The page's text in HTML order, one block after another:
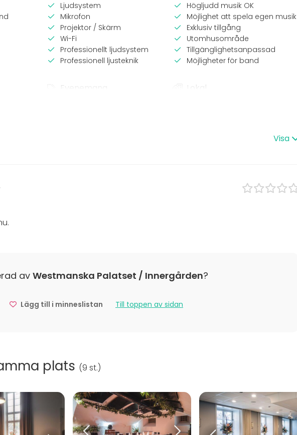
Ljudsystem
Mikrofon
Projektor / Skärm
Wi-Fi
Professionellt ljudsystem
Professionell ljusteknik
Högljudd musik OK
Möjlighet att spela egen musik
Exklusiv tillgång
Utomhusområde
Tillgänglighetsanpassad
Möjligheter för band
Evenemang Lokal
Visa
av Westmanska Palatset / Innergården?
Lägg till i minneslistan Till toppen av sidan
plats (9 st.)